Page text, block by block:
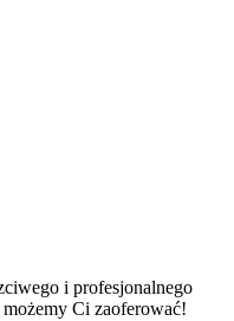
i profesjonalnego
Ci zaoferować!